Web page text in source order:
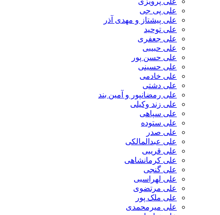
علی پی جی
علی پیشتاز و مهدی آذر
علی توحید
علی جعفری
علی حبیبی
علی حسن پور
علی حسینی
علی خادمی
علی دشتی
علی رمضانپور و آمین بند
علی زند وکیلی
علی سپاهی
علی ستوده
علی صدر
علی عبدالمالکی
علی قریبی
علی کرمانشاهی
علی گنجی
علی لهراسبی
علی مرتضوی
علی ملک پور
علی میرمحمدی